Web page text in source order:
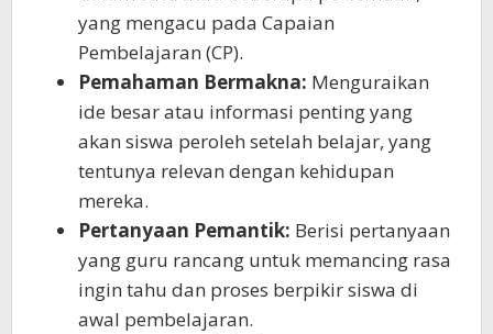
yang mengacu pada Capaian
Pembelajaran (CP).
Pemahaman Bermakna: Menguraikan
ide besar atau informasi penting yang
akan siswa peroleh setelah belajar, yang
tentunya relevan dengan kehidupan
mereka.
Pertanyaan Pemantik: Berisi pertanyaan
yang guru rancang untuk memancing rasa
ingin tahu dan proses berpikir siswa di
awal pembelajaran.